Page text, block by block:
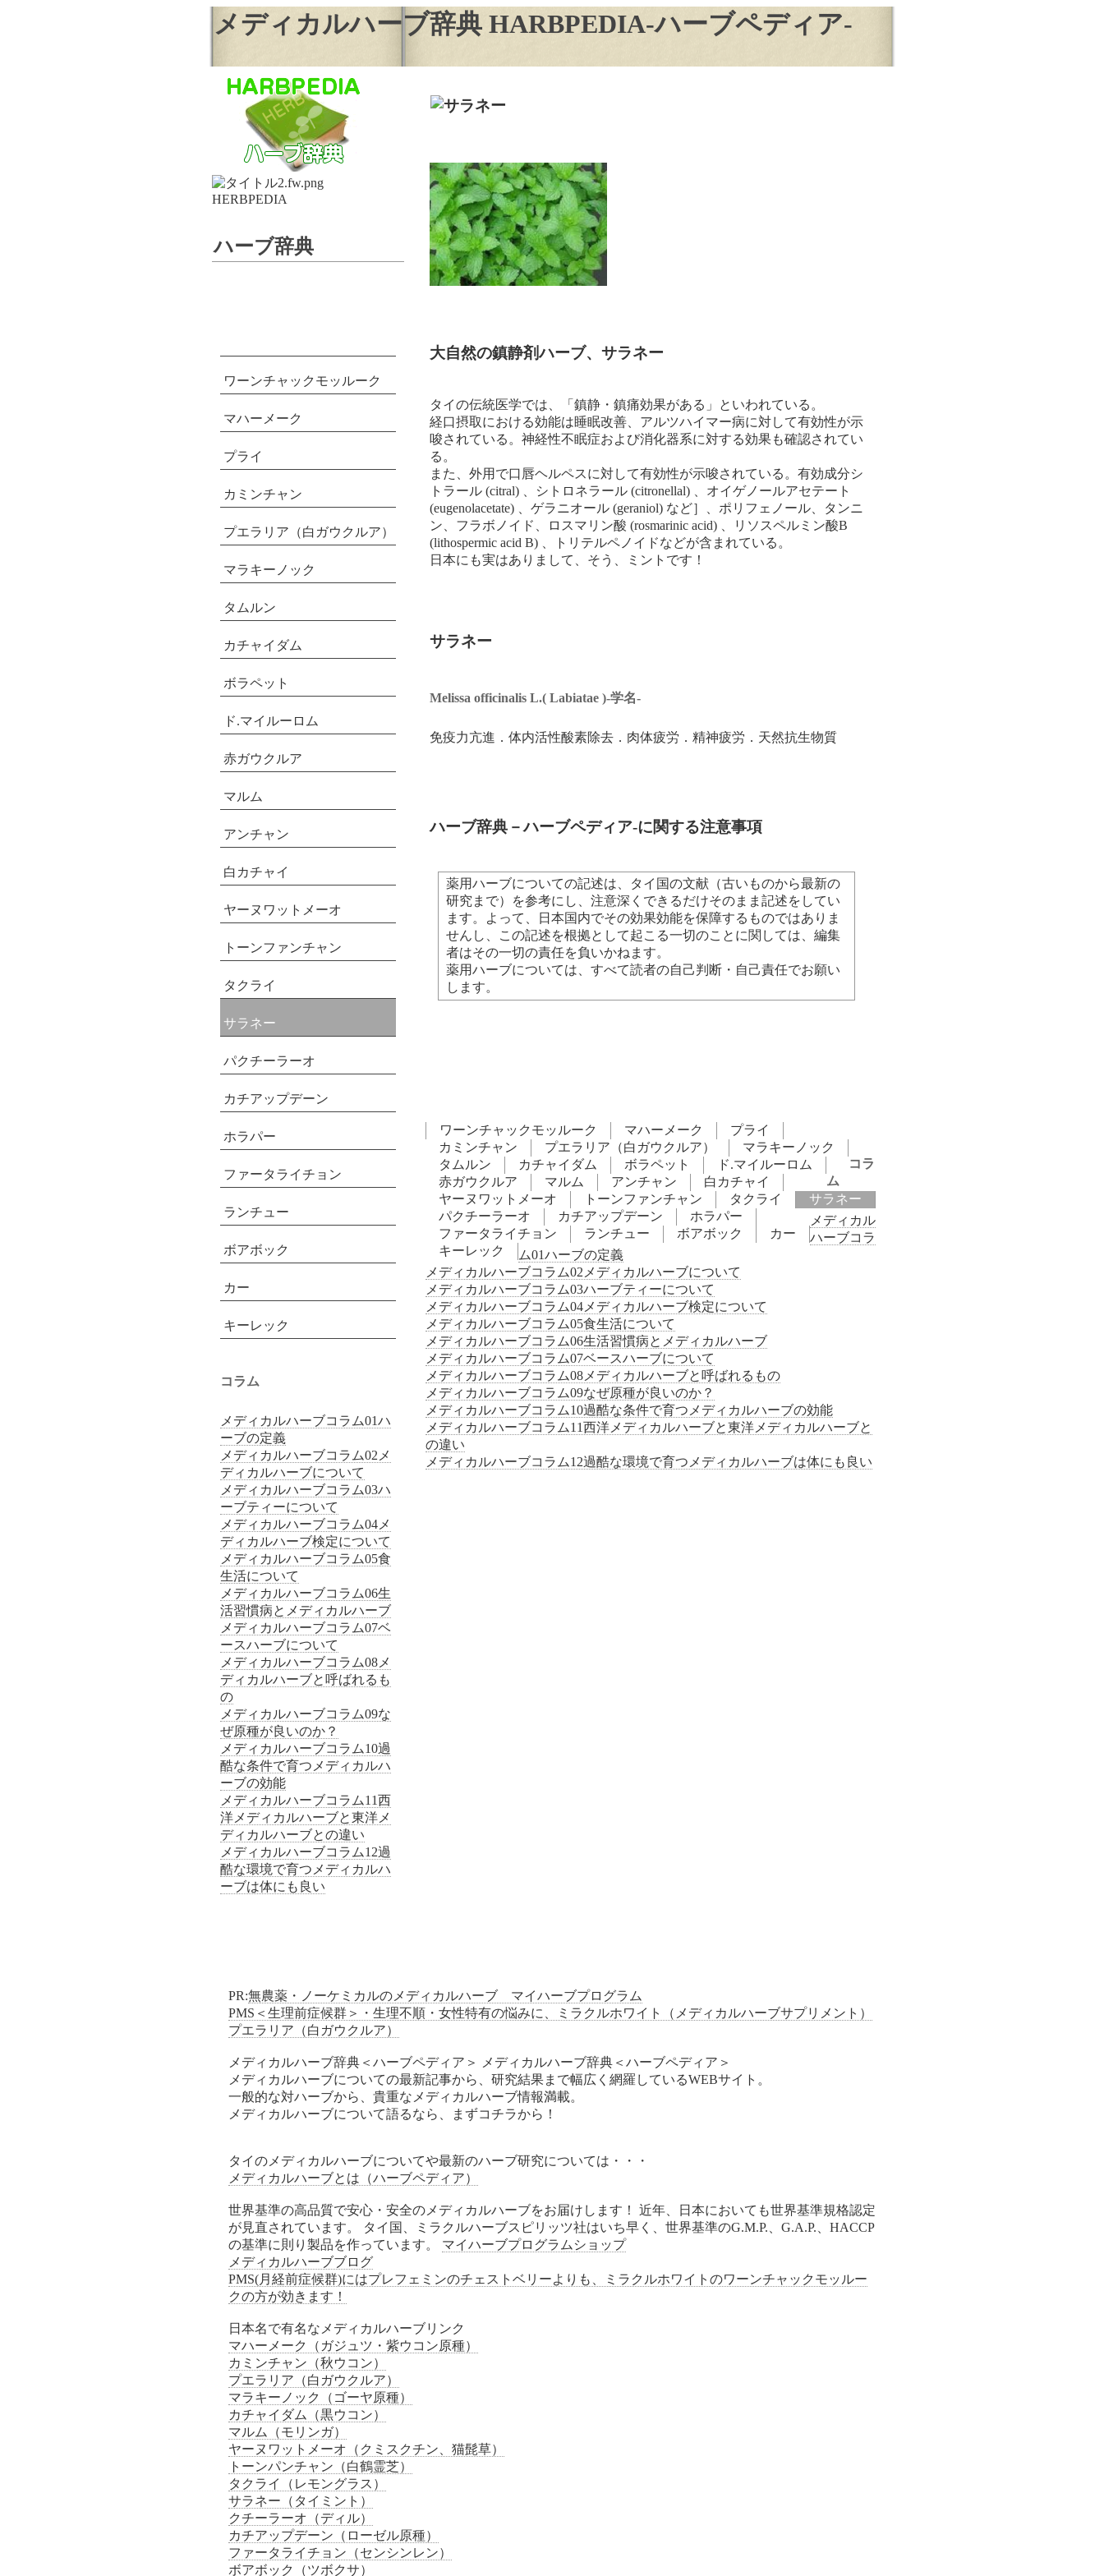
メディカルハーブ辞典 HARBPEDIA-ハーブペディア-
大自然の鎮静剤ハーブ、サラネー
タイの伝統医学では、「鎮静・鎮痛効果がある」といわれている。
経口摂取における効能は睡眠改善、アルツハイマー病に対して有効性が示
唆されている。神経性不眠症および消化器系に対する効果も確認されてい
る。
また、外用で口唇ヘルペスに対して有効性が示唆されている。有効成分シ
トラール (citral) 、シトロネラール (citronellal) 、オイゲノールアセテート
(eugenolacetate) 、ゲラニオール (geraniol) など］、ポリフェノール、タンニ
ン、フラボノイド、ロスマリン酸 (rosmarinic acid) 、リソスペルミン酸B
(lithospermic acid B) 、トリテルペノイドなどが含まれている。
日本にも実はありまして、そう、ミントです！
サラネー
Melissa officinalis L.( Labiatae )-学名-
免疫力亢進．体内活性酸素除去．肉体疲労．精神疲労．天然抗生物質
ハーブ辞典－ハーブペディア-に関する注意事項
薬用ハーブについての記述は、タイ国の文献（古いものから最新の
研究まで）を参考にし、注意深くできるだけそのまま記述をしてい
ます。よって、日本国内でその効果効能を保障するものではありま
せんし、この記述を根拠として起こる一切のことに関しては、編集
者はその一切の責任を負いかねます。
薬用ハーブについては、すべて読者の自己判断・自己責任でお願い
します。
ワーンチャックモッルーク マハーメーク
プライ
カミンチャン
プエラリア（白ガウクルア）
マラキーノック
タムルン
カチャイダム ボラペット
ド.マイルーロム
赤ガウクルア
マルム アンチャン
白カチャイ
ヤーヌワットメーオ
トーンファンチャン タクライ
サラネー
パクチーラーオ
カチアップデーン
ホラパー
ファータライチョン
ランチュー ボアボック
カー
キーレック
コラ
ム
メディカル
ハーブコラ
ム01ハーブの定義
メディカルハーブコラム02メディカルハーブについて
メディカルハーブコラム03ハーブティーについて
メディカルハーブコラム04メディカルハーブ検定について
メディカルハーブコラム05食生活について
メディカルハーブコラム06生活習慣病とメディカルハーブ
メディカルハーブコラム07ベースハーブについて
メディカルハーブコラム08メディカルハーブと呼ばれるもの
メディカルハーブコラム09なぜ原種が良いのか？
メディカルハーブコラム10過酷な条件で育つメディカルハーブの効能
メディカルハーブコラム11西洋メディカルハーブと東洋メディカルハーブと
の違い
メディカルハーブコラム12過酷な環境で育つメディカルハーブは体にも良い
HERBPEDIA
ハーブ辞典
ワーンチャックモッルーク
マハーメーク
プライ
カミンチャン
プエラリア（白ガウクルア）
マラキーノック
タムルン
カチャイダム
ボラペット
ド.マイルーロム
赤ガウクルア
マルム
アンチャン
白カチャイ
ヤーヌワットメーオ
トーンファンチャン
タクライ
サラネー
パクチーラーオ
カチアップデーン
ホラパー
ファータライチョン
ランチュー
ボアボック
カー
キーレック
コラム
メディカルハーブコラム01ハ
ーブの定義
メディカルハーブコラム02メ
ディカルハーブについて
メディカルハーブコラム03ハ
ーブティーについて
メディカルハーブコラム04メ
ディカルハーブ検定について
メディカルハーブコラム05食
生活について
メディカルハーブコラム06生
活習慣病とメディカルハーブ
メディカルハーブコラム07ベ
ースハーブについて
メディカルハーブコラム08メ
ディカルハーブと呼ばれるも
の
メディカルハーブコラム09な
ぜ原種が良いのか？
メディカルハーブコラム10過
酷な条件で育つメディカルハ
ーブの効能
メディカルハーブコラム11西
洋メディカルハーブと東洋メ
ディカルハーブとの違い
メディカルハーブコラム12過
酷な環境で育つメディカルハ
ーブは体にも良い
PR:無農薬・ノーケミカルのメディカルハーブ マイハーブプログラム
PMS＜生理前症候群＞・生理不順・女性特有の悩みに、ミラクルホワイト（メディカルハーブサプリメント）
プエラリア（白ガウクルア）
メディカルハーブ辞典＜ハーブペディア＞ メディカルハーブ辞典＜ハーブペディア＞
メディカルハーブについての最新記事から、研究結果まで幅広く網羅しているWEBサイト。
一般的な対ハーブから、貴重なメディカルハーブ情報満載。
メディカルハーブについて語るなら、まずコチラから！
タイのメディカルハーブについてや最新のハーブ研究については・・・
メディカルハーブとは（ハーブペディア）
世界基準の高品質で安心・安全のメディカルハーブをお届けします！ 近年、日本においても世界基準規格認定
が見直されています。 タイ国、ミラクルハーブスピリッツ社はいち早く、世界基準のG.M.P.、G.A.P.、HACCP
の基準に則り製品を作っています。 マイハーブプログラムショップ
メディカルハーブブログ
PMS(月経前症候群)にはプレフェミンのチェストベリーよりも、ミラクルホワイトのワーンチャックモッルー
クの方が効きます！
日本名で有名なメディカルハーブリンク
マハーメーク（ガジュツ・紫ウコン原種）
カミンチャン（秋ウコン）
プエラリア（白ガウクルア）
マラキーノック（ゴーヤ原種）
カチャイダム（黒ウコン）
マルム（モリンガ）
ヤーヌワットメーオ（クミスクチン、猫髭草）
トーンパンチャン（白鶴霊芝）
タクライ（レモングラス）
サラネー（タイミント）
クチーラーオ（ディル）
カチアップデーン（ローゼル原種）
ファータライチョン（センシンレン）
ボアボック（ツボクサ）